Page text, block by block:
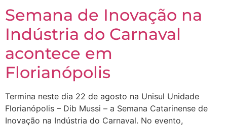
Semana de Inovação na
Indústria do Carnaval
acontece em
Florianópolis
Termina neste dia 22 de agosto na Unisul Unidade
Florianópolis – Dib Mussi – a Semana Catarinense de
Inovação na Indústria do Carnaval. No evento,